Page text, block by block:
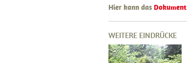
Hier kann das Dokument
WEITERE EINDRÜCKE